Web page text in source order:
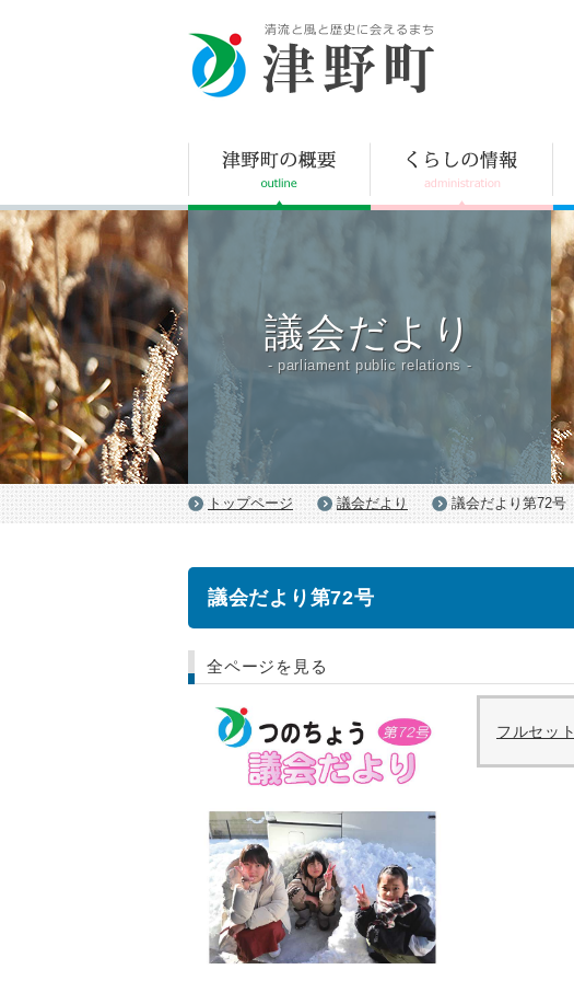
議会だより
- parliament public relations -
トップページ 議会だより 議会だより第72号
議会だより第72号
全ページを見る
フルセット